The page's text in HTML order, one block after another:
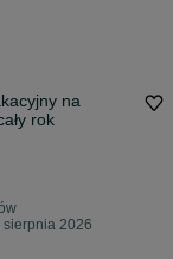
na
rok
2026